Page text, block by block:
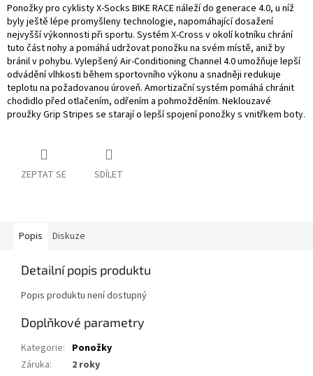
Ponožky pro cyklisty X-Socks BIKE RACE náleží do generace 4.0, u níž
byly ještě lépe promyšleny technologie, napomáhající dosažení
nejvyšší výkonnosti při sportu. Systém X-Cross v okolí kotníku chrání
tuto část nohy a pomáhá udržovat ponožku na svém místě, aniž by
bránil v pohybu. Vylepšený Air-Conditioning Channel 4.0 umožňuje lepší
odvádění vlhkosti během sportovního výkonu a snadněji redukuje
teplotu na požadovanou úroveň. Amortizační systém pomáhá chránit
chodidlo před otlačením, odřením a pohmožděním. Neklouzavé
proužky Grip Stripes se starají o lepší spojení ponožky s vnitřkem boty.
ZEPTAT SE SDÍLET
Popis Diskuze
Detailní popis produktu
Popis produktu není dostupný
Doplňkové parametry
Kategorie: Ponožky
Záruka: 2 roky